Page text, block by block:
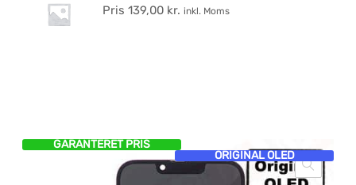
GARANTERET PRIS
ORIGINAL OLED
Pris 139,00 kr. inkl. Moms